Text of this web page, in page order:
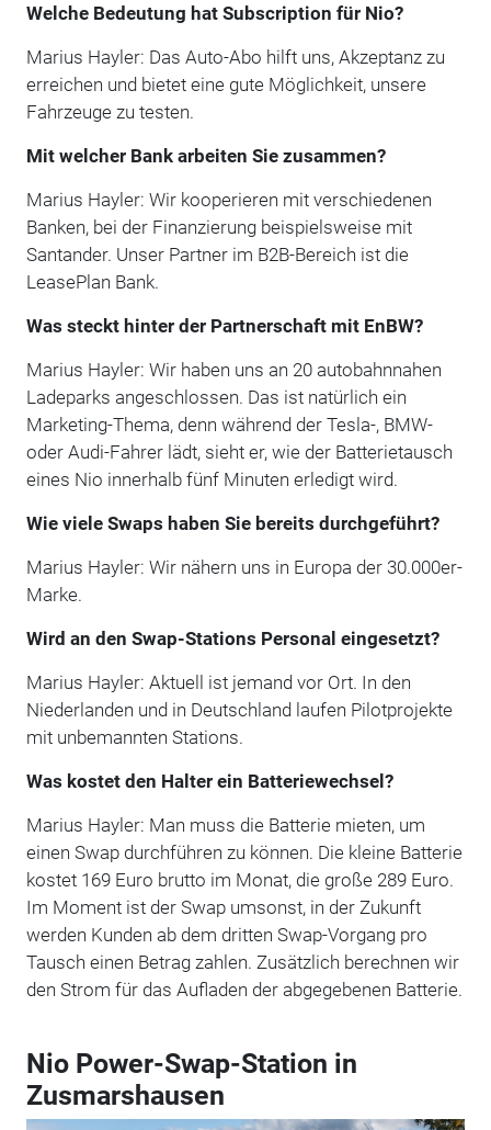
Welche Bedeutung hat Subscription für Nio?
Marius Hayler: Das Auto-Abo hilft uns, Akzeptanz zu
erreichen und bietet eine gute Möglichkeit, unsere
Fahrzeuge zu testen.
Mit welcher Bank arbeiten Sie zusammen?
Marius Hayler: Wir kooperieren mit verschiedenen
Banken, bei der Finanzierung beispielsweise mit
Santander. Unser Partner im B2B-Bereich ist die
LeasePlan Bank.
Was steckt hinter der Partnerschaft mit EnBW?
Marius Hayler: Wir haben uns an 20 autobahnnahen
Ladeparks angeschlossen. Das ist natürlich ein
Marketing-Thema, denn während der Tesla-, BMW-
oder Audi-Fahrer lädt, sieht er, wie der Batterietausch
eines Nio innerhalb fünf Minuten erledigt wird.
Wie viele Swaps haben Sie bereits durchgeführt?
Marius Hayler: Wir nähern uns in Europa der 30.000er-
Marke.
Wird an den Swap-Stations Personal eingesetzt?
Marius Hayler: Aktuell ist jemand vor Ort. In den
Niederlanden und in Deutschland laufen Pilotprojekte
mit unbemannten Stations.
Was kostet den Halter ein Batteriewechsel?
Marius Hayler: Man muss die Batterie mieten, um
einen Swap durchführen zu können. Die kleine Batterie
kostet 169 Euro brutto im Monat, die große 289 Euro.
Im Moment ist der Swap umsonst, in der Zukunft
werden Kunden ab dem dritten Swap-Vorgang pro
Tausch einen Betrag zahlen. Zusätzlich berechnen wir
den Strom für das Aufladen der abgegebenen Batterie.
Nio Power-Swap-Station in
Zusmarshausen